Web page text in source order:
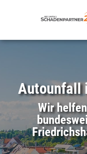
Autounfall
Wir